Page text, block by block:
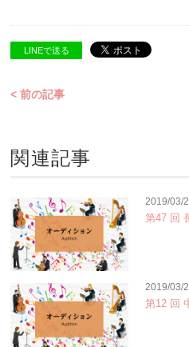
LINEで送る
< 前の記事
関連記事
2019/03/
第47 回
2019/03/
第12 回